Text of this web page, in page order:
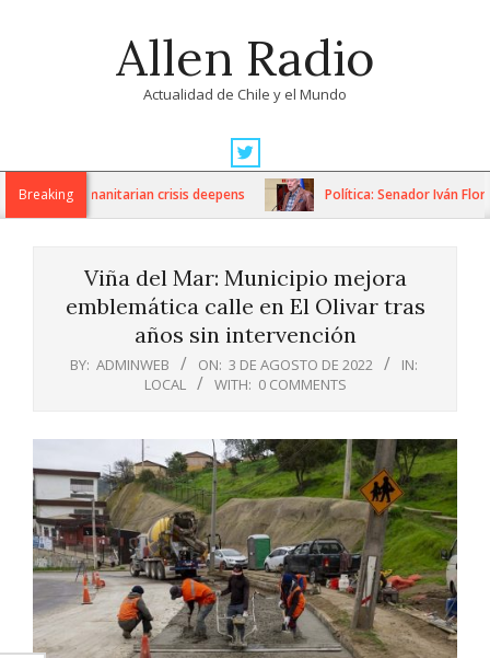
Allen Radio
Actualidad de Chile y el Mundo
Navigation
MenuBreaking
as humanitarian crisis deepens Política: Senador Iván
Viña del Mar: Municipio mejora
emblemática calle en El Olivar tras
años sin intervención
BY: ADMINWEB ON: 3 DE AGOSTO DE 2022
IN:
LOCAL
WITH: 0 COMMENTS